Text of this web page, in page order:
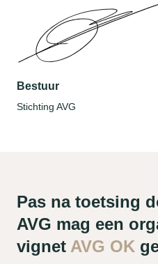
Bestuur
Stichting AVG
Pas na toetsing
AVG mag een
vignet AVG OK